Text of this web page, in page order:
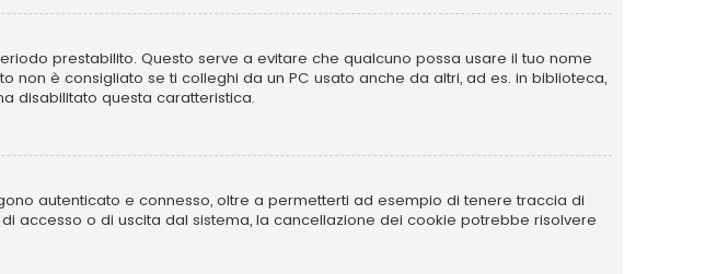
prestabilito. Questo serve a evitare che qualcuno possa usare il tuo nome
non è consigliato se ti colleghi da un PC usato anche da altri, ad es. in biblioteca,
disabilitato questa caratteristica.
autenticato e connesso, oltre a permetterti ad esempio di tenere traccia di
accesso o di uscita dal sistema, la cancellazione dei cookie potrebbe risolvere